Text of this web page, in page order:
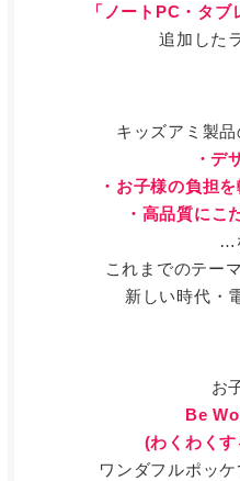
「ノートPC・タブ
追加した
キッズアミ製
・デ
・お子様の負担
・高品質にこ
…
これまでのテー
新しい時代・
お
Be
(わくわく
ワンダフルポッケ